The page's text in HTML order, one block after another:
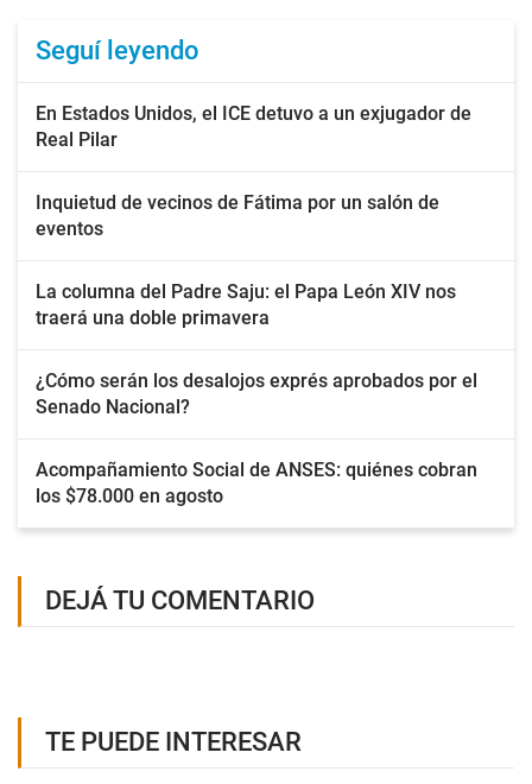
Seguí leyendo
En Estados Unidos, el ICE detuvo a un exjugador de
Real Pilar
Inquietud de vecinos de Fátima por un salón de
eventos
La columna del Padre Saju: el Papa León XIV nos
traerá una doble primavera
¿Cómo serán los desalojos exprés aprobados por el
Senado Nacional?
Acompañamiento Social de ANSES: quiénes cobran
los $78.000 en agosto
DEJÁ TU COMENTARIO
TE PUEDE INTERESAR